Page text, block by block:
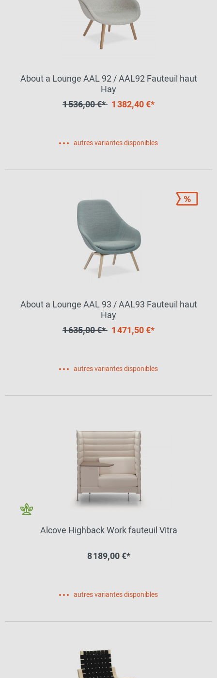
About a Lounge AAL 92 / AAL92 Fauteuil haut
Hay
1 536,00 €* 1 382,40 €*
autres variantes disponibles
About a Lounge AAL 93 / AAL93 Fauteuil haut
Hay
1 635,00 €* 1 471,50 €*
autres variantes disponibles
Alcove Highback Work fauteuil Vitra
8 189,00 €*
autres variantes disponibles